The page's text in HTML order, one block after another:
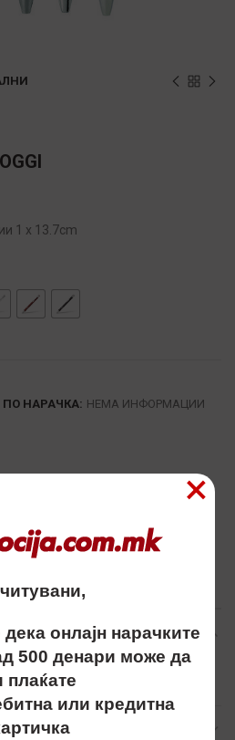
1 x 13.7cm
НАРАЧКА: НЕМА ИНФОРМАЦИИ
metalno, promo best
онлајн нарачките
500 денари може да
плаќате
или кредитна
×